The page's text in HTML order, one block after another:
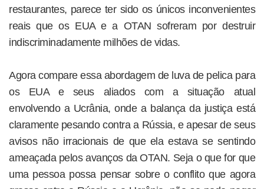
restaurantes, parece ter sido os únicos inconvenientes
reais que os EUA e a OTAN sofreram por destruir
indiscriminadamente milhões de vidas.
Agora compare essa abordagem de luva de pelica para
os EUA e seus aliados com a situação atual
envolvendo a Ucrânia, onde a balança da justiça está
claramente pesando contra a Rússia, e apesar de seus
avisos não irracionais de que ela estava se sentindo
ameaçada pelos avanços da OTAN. Seja o que for que
uma pessoa possa pensar sobre o conflito que agora